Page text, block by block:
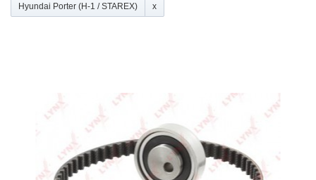
Hyundai Porter (H-1 / STAREX)